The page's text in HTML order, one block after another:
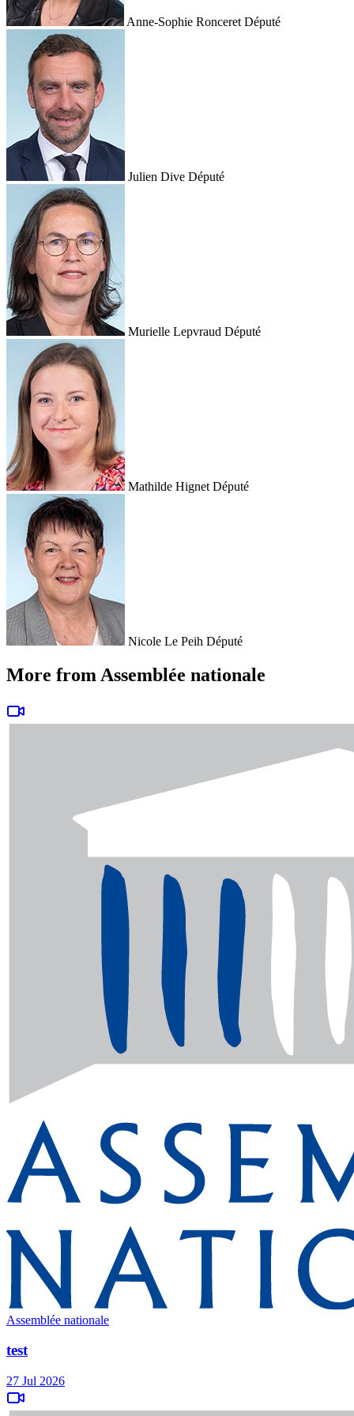
Anne-Sophie Ronceret Député
Julien Dive Député
Murielle Lepvraud Député
Mathilde Hignet Député
Nicole Le Peih Député
More from Assemblée nationale
Assemblée nationale
test
27 Jul 2026